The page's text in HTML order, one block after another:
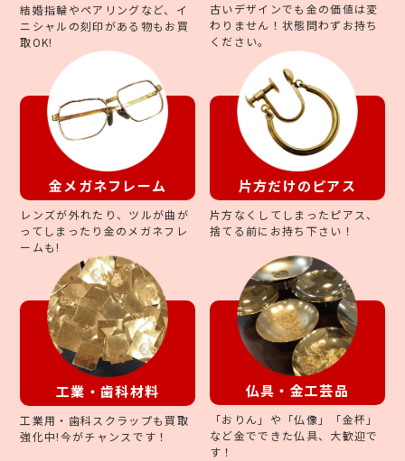
結婚指輪やペアリングなど、イ
ニシャルの刻印がある物もお買
取OK!
古いデザインでも金の価値は変
わりません！状態問わずお持ち
ください。
金メガネフレーム
レンズが外れたり、ツルが曲が
ってしまったり金のメガネフレ
ームも!
片方だけのピアス
片方なくしてしまったピアス、
捨てる前にお持ち下さい！
工業・歯科材料
工業用・歯科スクラップも買取
強化中!今がチャンスです！
仏具・金工芸品
「おりん」や「仏像」「金杯」
など金でできた仏具、大歓迎で
す！